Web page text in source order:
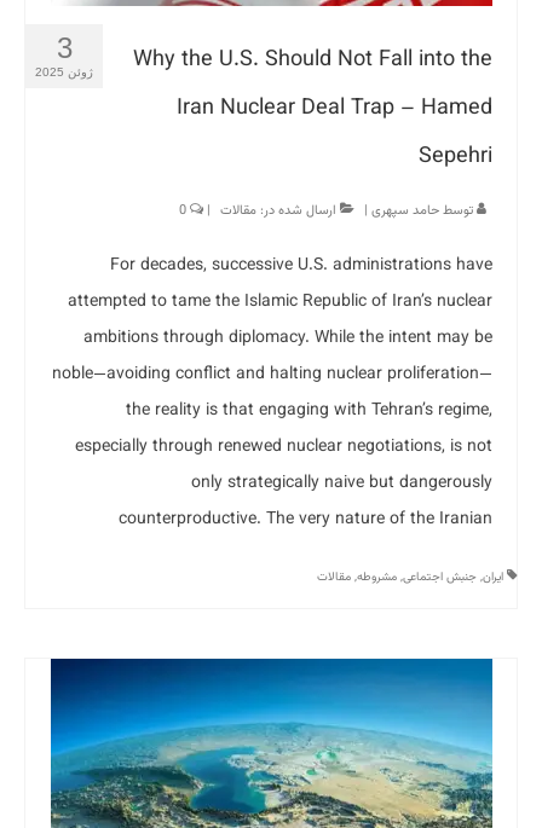
3
ژوئن 2025
Why the U.S. Should Not Fall into the
Iran Nuclear Deal Trap – Hamed
Sepehri
توسطحامد سپهری | ارسال شده در: مقالات |
For decades, successive U.S. administrations have
attempted to tame the Islamic Republic of Iran’s nuclear
ambitions through diplomacy. While the intent may be
noble—avoiding conflict and halting nuclear proliferation—
the reality is that engaging with Tehran’s regime,
especially through renewed nuclear negotiations, is not
only strategically naive but dangerously
counterproductive. The very nature of the Iranian
ایران, جنبش اجتماعی, مشروطه, مقالات